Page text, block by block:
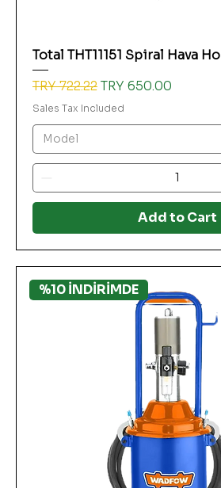
Total THT11151 Spiral Hava
Regular Price
TRY 722.22Sale Price
TRY 650.00
Sales Tax Included
Add to Cart
%10 İNDİRİMDE